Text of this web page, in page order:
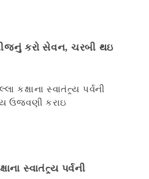
કરો સેવન, ચરબી થઇ
સ્વાતંત્ર્ય પર્વની